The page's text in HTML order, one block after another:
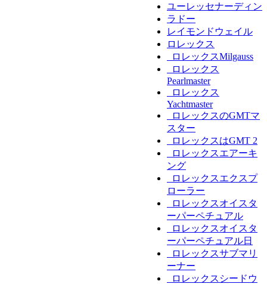
ユーレッセナーディン
ラドー
レイモンドウェイル
ロレックス
ロレックスMilgauss
ロレックス
Pearlmaster
ロレックス
Yachtmaster
ロレックスのGMTマ
スター
ロレックスはGMT 2
ロレックスエアーキ
ング
ロレックスエクスプ
ローラー
ロレックスオイスタ
ーパーペチュアル
ロレックスオイスタ
ーパーペチュアル日
ロレックスサブマリ
ーナー
ロレックスシードウ